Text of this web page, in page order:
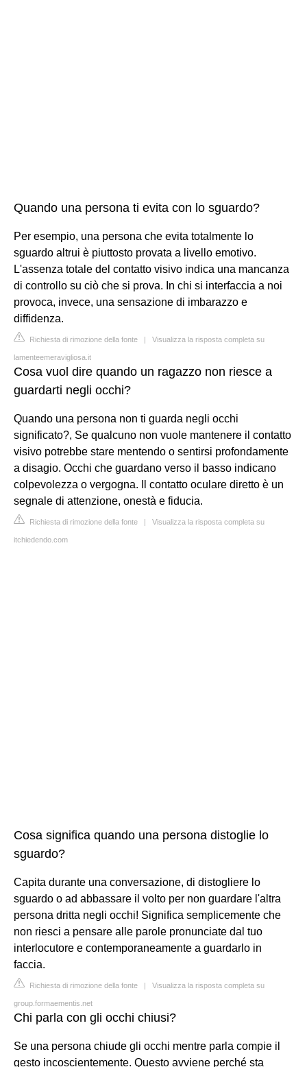
Quando una persona ti evita con lo sguardo?
Per esempio, una persona che evita totalmente lo
sguardo altrui è piuttosto provata a livello emotivo.
L'assenza totale del contatto visivo indica una mancanza
di controllo su ciò che si prova. In chi si interfaccia a noi
provoca, invece, una sensazione di imbarazzo e
diffidenza.
Richiesta di rimozione della fonte | Visualizza la risposta completa su
lamenteemeravigliosa.it
Cosa vuol dire quando un ragazzo non riesce a
guardarti negli occhi?
Quando una persona non ti guarda negli occhi
significato?, Se qualcuno non vuole mantenere il contatto
visivo potrebbe stare mentendo o sentirsi profondamente
a disagio. Occhi che guardano verso il basso indicano
colpevolezza o vergogna. Il contatto oculare diretto è un
segnale di attenzione, onestà e fiducia.
Richiesta di rimozione della fonte | Visualizza la risposta completa su
itchiedendo.com
Cosa significa quando una persona distoglie lo
sguardo?
Capita durante una conversazione, di distogliere lo
sguardo o ad abbassare il volto per non guardare l'altra
persona dritta negli occhi! Significa semplicemente che
non riesci a pensare alle parole pronunciate dal tuo
interlocutore e contemporaneamente a guardarlo in
faccia.
Richiesta di rimozione della fonte | Visualizza la risposta completa su
group.formaementis.net
Chi parla con gli occhi chiusi?
Se una persona chiude gli occhi mentre parla compie il
gesto incoscientemente. Questo avviene perché sta